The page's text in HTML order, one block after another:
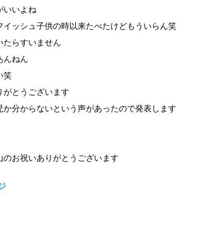
いいよね
イッシュ子供の時以来たべたけどもういらん笑
たらすいません
んねん
笑
がとうございます
か分からないという声があったので発表します
のお祝いありがとうございます